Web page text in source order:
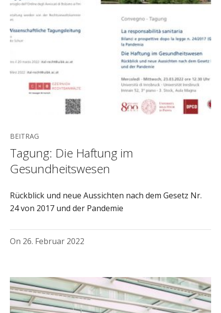
BEITRAG
Tagung: Die Haftung im
Gesundheitswesen
Rückblick und neue Aussichten nach dem Gesetz Nr.
24 von 2017 und der Pandemie
On 26. Februar 2022